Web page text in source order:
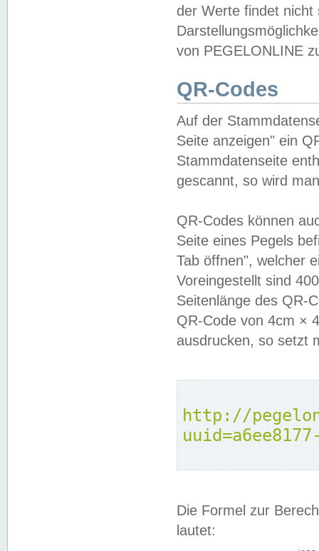
der Werte findet
von PEGELONLINE
QR-Codes
Auf der
Seite anzeigen" ein
Stammdatenseite
gescannt, so wird
QR-Codes können
Seite eines Pegels
Tab öffnen", welcher
Voreingestellt sind
Seitenlänge des QR-
QR-Code von 4cm ×
ausdrucken, so setzt
http://
Die Formel zur
lautet: